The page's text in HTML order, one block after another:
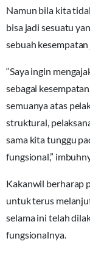
Namun bila kita
bisa jadi sesuatu
sebuah
“Saya ingin
sebagai
semuanya atas
struktural,
sama kita tunggu
fungsional,”
Kakanwil berharap
untuk terus
selama ini telah
fungsionalnya.